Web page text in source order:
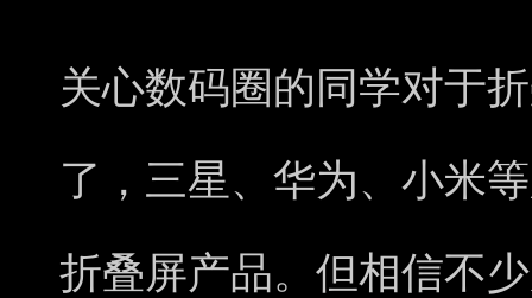
关心数码圈的同学对于
了，三星、华为、小米
折叠屏产品。但相信不